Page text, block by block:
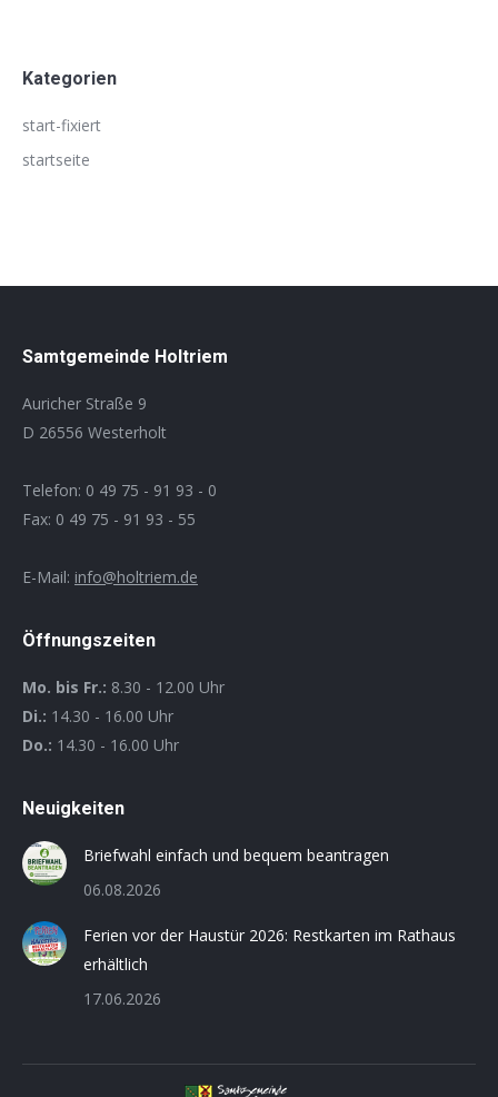
Kategorien
start-fixiert
startseite
Samtgemeinde Holtriem
Auricher Straße 9
D 26556 Westerholt
Telefon: 0 49 75 - 91 93 - 0
Fax: 0 49 75 - 91 93 - 55
E-Mail: info@holtriem.de
Öffnungszeiten
Mo. bis Fr.: 8.30 - 12.00 Uhr
Di.: 14.30 - 16.00 Uhr
Do.: 14.30 - 16.00 Uhr
Neuigkeiten
Briefwahl einfach und bequem beantragen
06.08.2026
Ferien vor der Haustür 2026: Restkarten im Rathaus
erhältlich
17.06.2026